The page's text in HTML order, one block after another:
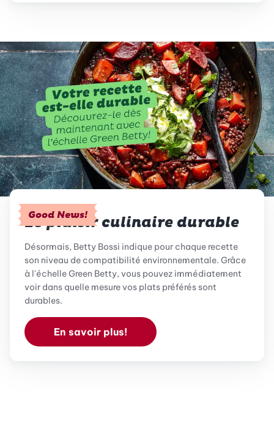
Good News!
Le plaisir culinaire durable
Désormais, Betty Bossi indique pour chaque recette
son niveau de compatibilité environnementale. Grâce
à l'échelle Green Betty, vous pouvez immédiatement
voir dans quelle mesure vos plats préférés sont
durables.
En savoir plus!